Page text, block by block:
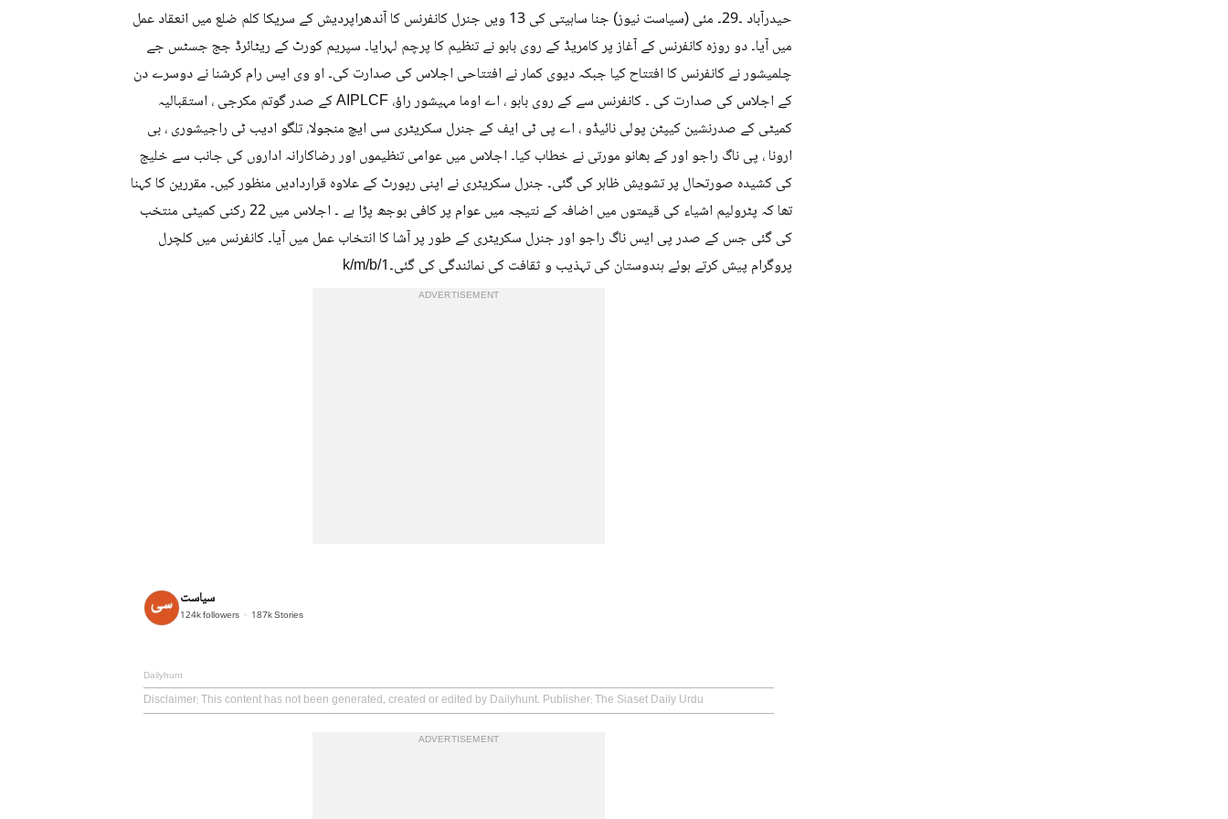
حیدرآباد ۔29۔ مئی (سیاست نیوز) جنا ساہیتی کی 13 ویں جنرل کانفرنس کا آندھراپردیش کے سریکا کلم ضلع میں انعقاد عمل
میں آیا۔ دو روزہ کانفرنس کے آغاز پر کامریڈ کے روی بابو نے تنظیم کا پرچم لہرایا۔ سپریم کورٹ کے ریٹائرڈ جج جسٹس جے
چلمیشور نے کانفرنس کا افتتاح کیا جبکہ دیوی کمار نے افتتاحی اجلاس کی صدارت کی۔ او وی ایس رام کرشنا نے دوسرے دن
کے اجلاس کی صدارت کی ۔ کانفرنس سے کے روی بابو ، اے اوما مہیشور راؤ، AIPLCF کے صدر گوتم مکرجی ، استقبالیہ
کمیٹی کے صدرنشین کیپٹن پولی نائیڈو ، اے پی ٹی ایف کے جنرل سکریٹری سی ایچ منجولا، تلگو ادیب ٹی راجیشوری ، بی
ارونا ، پی ناگ راجو اور کے بھانو مورتی نے خطاب کیا۔ اجلاس میں عوامی تنظیموں اور رضاکارانہ اداروں کی جانب سے خلیج
کی کشیدہ صورتحال پر تشویش ظاہر کی گئی۔ جنرل سکریٹری نے اپنی رپورٹ کے علاوہ قراردادیں منظور کیں۔ مقررین کا کہنا
تھا کہ پٹرولیم اشیاء کی قیمتوں میں اضافہ کے نتیجہ میں عوام پر کافی بوجھ پڑا ہے ۔ اجلاس میں 22 رکنی کمیٹی منتخب
کی گئی جس کے صدر پی ایس ناگ راجو اور جنرل سکریٹری کے طور پر آشا کا انتخاب عمل میں آیا۔ کانفرنس میں کلچرل
پروگرام پیش کرتے ہوئے ہندوستان کی تہذیب و ثقافت کی نمائندگی کی گئی۔1/k/m/b
ADVERTISEMENT
سیاست
124kfollowers 187kStories
Dailyhunt
Disclaimer: This content has not been generated, created or edited by Dailyhunt. Publisher: The Siaset Daily Urdu
ADVERTISEMENT